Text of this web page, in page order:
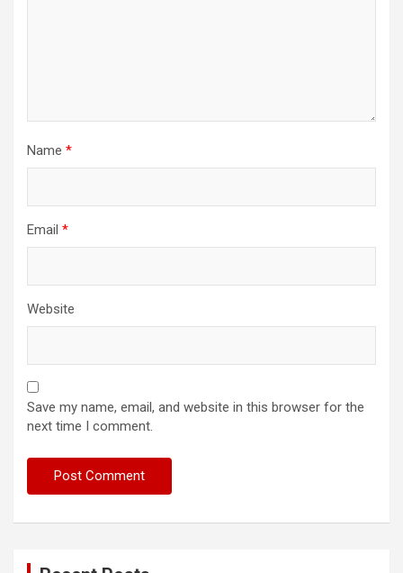
Name *
Email *
Website
Save my name, email, and website in this browser for the
next time I comment.